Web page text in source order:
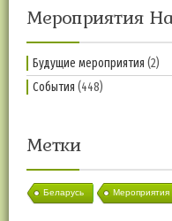
Мероприятия
Будущие мероприятия (2)
События (448)
Метки
Беларусь